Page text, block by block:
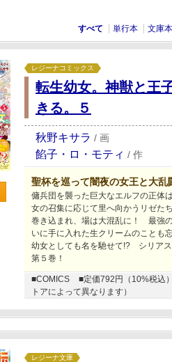
すべて 単行本 文庫本
レジーナコミックス
転生幼女。神獣と王
きる。５
秋野キサラ / 画
餡子・ロ・モティ / 作
聖杯を巡って闇夜の女王と大乱
傭兵団を襲った巨大なエルフの正
女の召集に応じて里へ向かうリゼた
巻き込まれ、場は大混乱に！ 最強
いに手に入れた生クリームのことも
幼女としても名を馳せて!? シリア
第５巻！
■COMICS ■定価792円（10%税込）
トアによって異なります）
レジーナ文庫